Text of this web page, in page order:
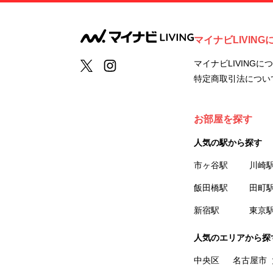
マイナビLIVING
マイナビLIVINGに
特定商取引法につい
お部屋を探す
人気の駅から探す
市ヶ谷駅 川崎
飯田橋駅 田町
新宿駅 東京
人気のエリアから探
中央区 名古屋市